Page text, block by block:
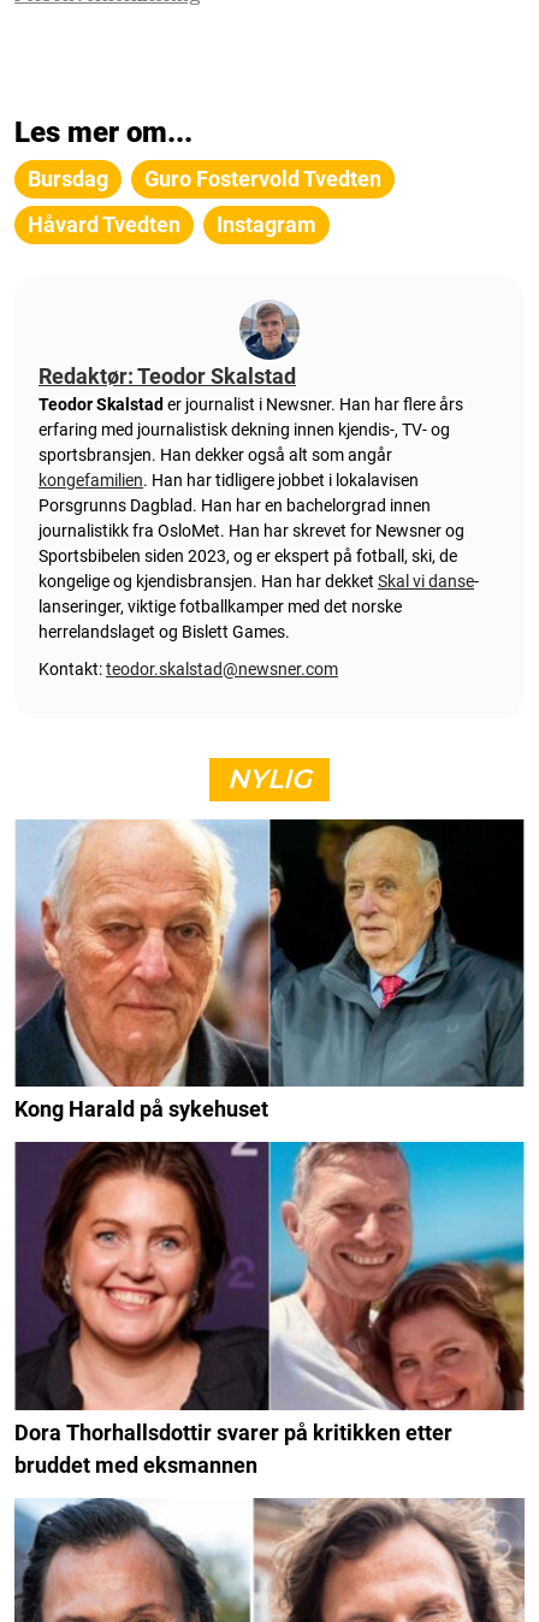
Les mer om...
Bursdag
Guro Fostervold Tvedten
Håvard Tvedten
Instagram
Redaktør: Teodor Skalstad
Teodor Skalstad er journalist i Newsner. Han har flere års
erfaring med journalistisk dekning innen kjendis-, TV- og
sportsbransjen. Han dekker også alt som angår
kongefamilien. Han har tidligere jobbet i lokalavisen
Porsgrunns Dagblad. Han har en bachelorgrad innen
journalistikk fra OsloMet. Han har skrevet for Newsner og
Sportsbibelen siden 2023, og er ekspert på fotball, ski, de
kongelige og kjendisbransjen. Han har dekket Skal vi danse-
lanseringer, viktige fotballkamper med det norske
herrelandslaget og Bislett Games.
Kontakt:teodor.skalstad@newsner.com
NYLIG
Kong Harald på sykehuset
Dora Thorhallsdottir svarer på kritikken etter
bruddet med eksmannen